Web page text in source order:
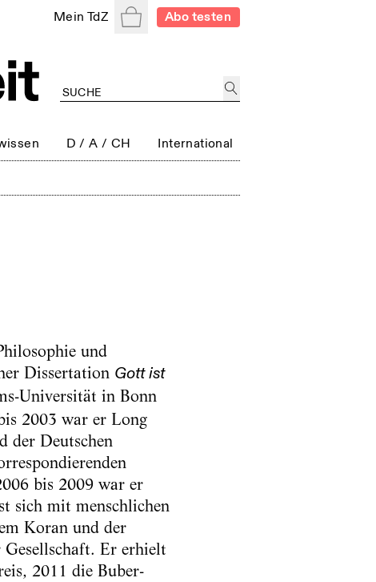
Mein TdZ WarenkorbAbo testen
D / A / CH International
und
Dissertation Gott ist
Universität in Bonn
2003 war er Long
der Deutschen
bis 2009 war er
sich mit menschlichen
Koran und der
Er erhielt
2011 die Buber-